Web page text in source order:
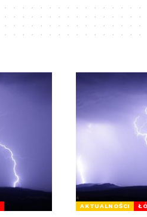
AKTUALNOŚCI